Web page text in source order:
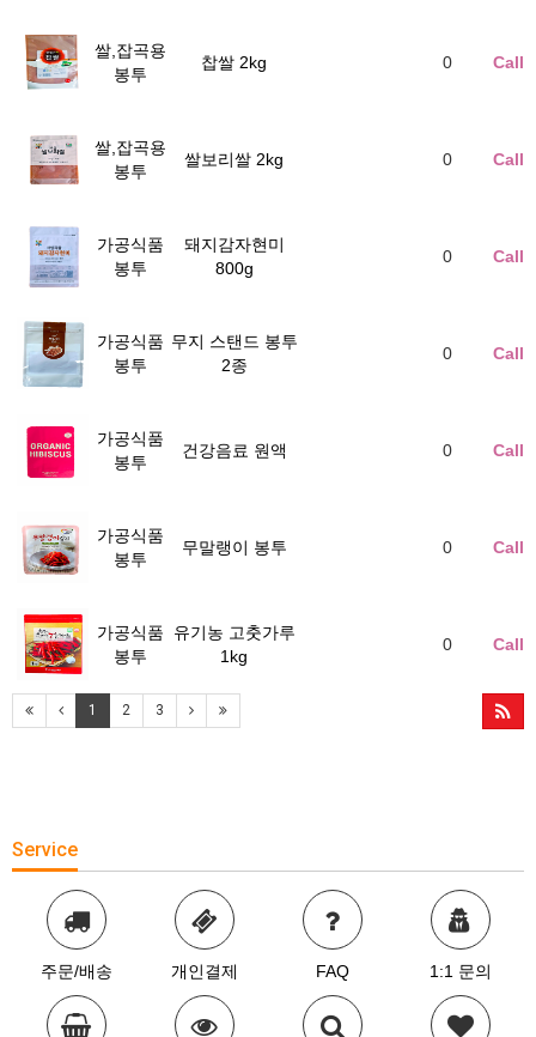
쌀,잡곡용
봉투
찹쌀 2kg 0 Call
쌀,잡곡용
봉투
쌀보리쌀 2kg 0 Call
가공식품
봉투
돼지감자현미
800g
0 Call
가공식품
봉투
무지 스탠드 봉투
2종
0 Call
가공식품
봉투
건강음료 원액 0 Call
가공식품
봉투
무말랭이 봉투 0 Call
가공식품
봉투
유기농 고춧가루
1kg
0 Call
1 2 3
Service
주문/배송 개인결제 FAQ 1:1 문의